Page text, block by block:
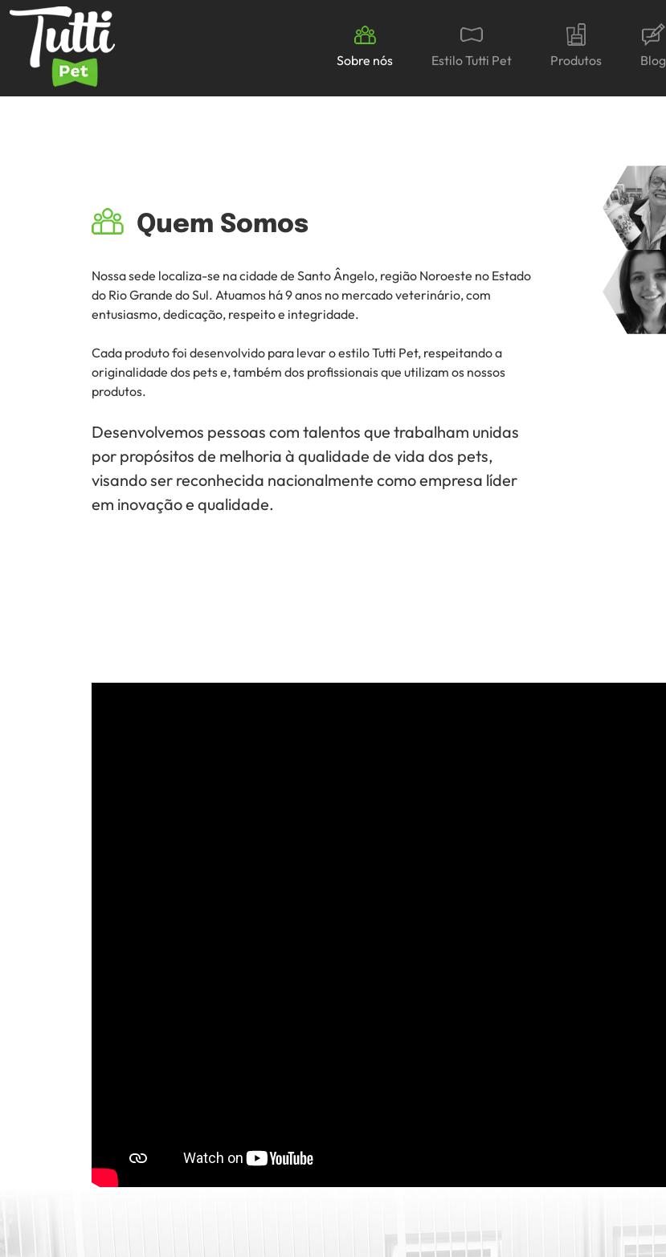
Sobre nós Estilo Tutti Pet Produtos Blog
Quem Somos
Nossa sede localiza-se na cidade de Santo Ângelo, região Noroeste no Estado
do Rio Grande do Sul. Atuamos há 9 anos no mercado veterinário, com
entusiasmo, dedicação, respeito e integridade.
Cada produto foi desenvolvido para levar o estilo Tutti Pet, respeitando a
originalidade dos pets e, também dos profissionais que utilizam os nossos
produtos.
Desenvolvemos pessoas com talentos que trabalham unidas
por propósitos de melhoria à qualidade de vida dos pets,
visando ser reconhecida nacionalmente como empresa líder
em inovação e qualidade.